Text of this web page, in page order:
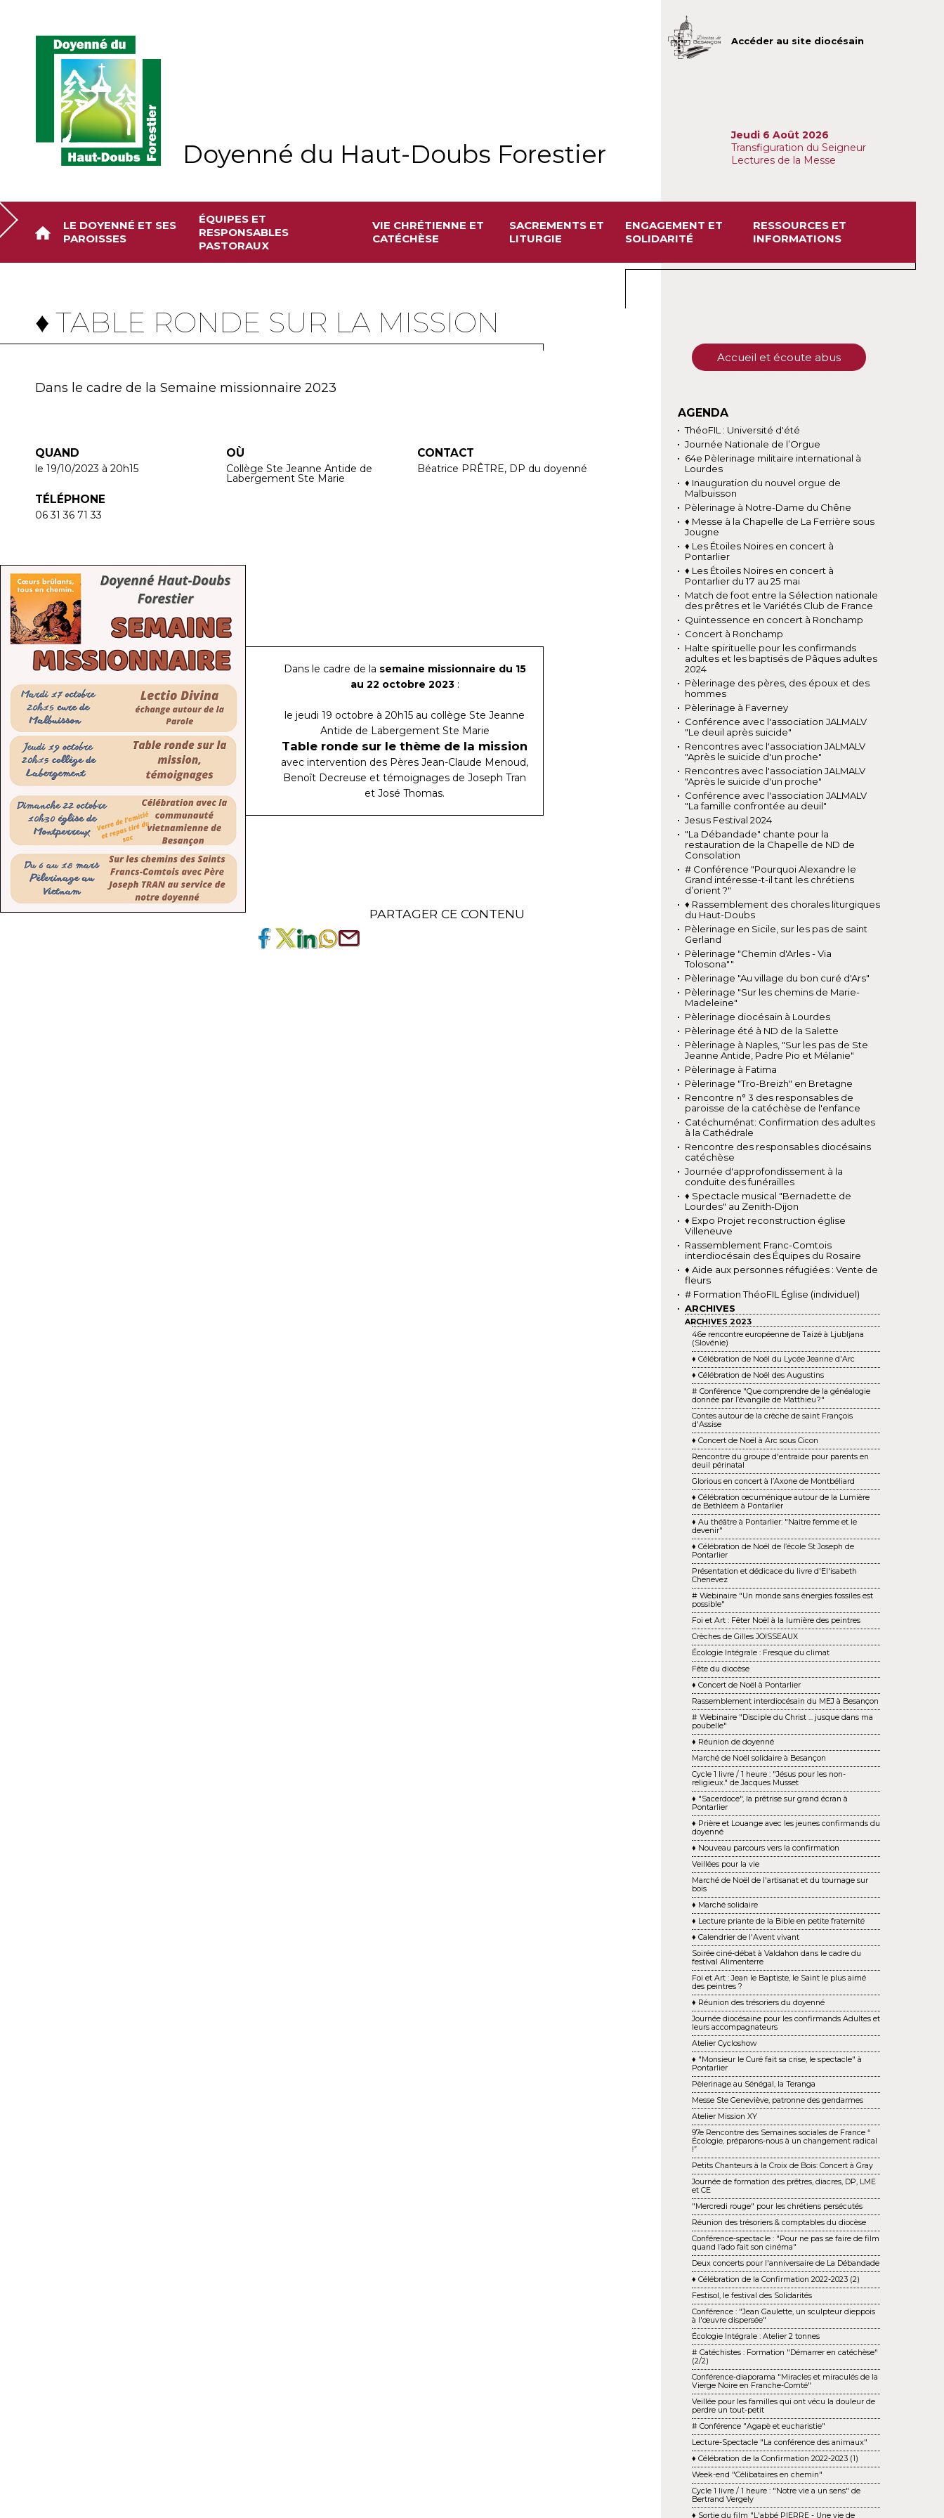
Accéder au site diocésain
Doyenné du Haut-Doubs Forestier
Jeudi 6 Août 2026
Transfiguration du Seigneur
Lectures de la Messe
LE DOYENNÉ ET SES
PAROISSES
ÉQUIPES ET
RESPONSABLES
PASTORAUX
VIE CHRÉTIENNE ET
CATÉCHÈSE
SACREMENTS ET
LITURGIE
ENGAGEMENT ET
SOLIDARITÉ
RESSOURCES ET
INFORMATIONS
♦ TABLE RONDE SUR LA MISSION
Dans le cadre de la Semaine missionnaire 2023
QUAND
le 19/10/2023 à 20h15
OÙ
Collège Ste Jeanne Antide de
Labergement Ste Marie
CONTACT
Béatrice PRÊTRE, DP du doyenné
TÉLÉPHONE
06 31 36 71 33
Dans le cadre de la semaine missionnaire du 15
au 22 octobre 2023:
le jeudi 19 octobre à 20h15 au collège Ste Jeanne
Antide de Labergement Ste Marie
Table ronde sur le thème de la mission
avec intervention des Pères Jean-Claude Menoud,
Benoît Decreuse et témoignages de Joseph Tran
et José Thomas.
PARTAGER CE CONTENU
Accueil et écoute abus
AGENDA
ThéoFIL : Université d'été
Journée Nationale de l’Orgue
64e Pèlerinage militaire international à
Lourdes
♦ Inauguration du nouvel orgue de
Malbuisson
Pèlerinage à Notre-Dame du Chêne
♦ Messe à la Chapelle de La Ferrière sous
Jougne
♦ Les Étoiles Noires en concert à
Pontarlier
♦ Les Étoiles Noires en concert à
Pontarlier du 17 au 25 mai
Match de foot entre la Sélection nationale
des prêtres et le Variétés Club de France
Quintessence en concert à Ronchamp
Concert à Ronchamp
Halte spirituelle pour les confirmands
adultes et les baptisés de Pâques adultes
2024
Pèlerinage des pères, des époux et des
hommes
Pèlerinage à Faverney
Conférence avec l'association JALMALV
"Le deuil après suicide"
Rencontres avec l'association JALMALV
"Après le suicide d'un proche"
Rencontres avec l'association JALMALV
"Après le suicide d'un proche"
Conférence avec l'association JALMALV
"La famille confrontée au deuil"
Jesus Festival 2024
"La Débandade" chante pour la
restauration de la Chapelle de ND de
Consolation
# Conférence "Pourquoi Alexandre le
Grand intéresse-t-il tant les chrétiens
d’orient ?"
♦ Rassemblement des chorales liturgiques
du Haut-Doubs
Pèlerinage en Sicile, sur les pas de saint
Gerland
Pèlerinage "Chemin d'Arles - Via
Tolosona""
Pèlerinage "Au village du bon curé d'Ars"
Pèlerinage "Sur les chemins de Marie-
Madeleine"
Pèlerinage diocésain à Lourdes
Pèlerinage été à ND de la Salette
Pèlerinage à Naples, "Sur les pas de Ste
Jeanne Antide, Padre Pio et Mélanie"
Pèlerinage à Fatima
Pèlerinage "Tro-Breizh" en Bretagne
Rencontre n° 3 des responsables de
paroisse de la catéchèse de l'enfance
Catéchuménat: Confirmation des adultes
à la Cathédrale
Rencontre des responsables diocésains
catéchèse
Journée d'approfondissement à la
conduite des funérailles
♦ Spectacle musical "Bernadette de
Lourdes" au Zenith-Dijon
♦ Expo Projet reconstruction église
Villeneuve
Rassemblement Franc-Comtois
interdiocésain des Équipes du Rosaire
♦ Aide aux personnes réfugiées : Vente de
fleurs
# Formation ThéoFIL Église (individuel)
ARCHIVES
ARCHIVES 2023
46e rencontre européenne de Taizé à Ljubljana
(Slovénie)
♦ Célébration de Noël du Lycée Jeanne d'Arc
♦ Célébration de Noël des Augustins
# Conférence "Que comprendre de la généalogie
donnée par l’évangile de Matthieu ?"
Contes autour de la crèche de saint François
d'Assise
♦ Concert de Noël à Arc sous Cicon
Rencontre du groupe d'entraide pour parents en
deuil périnatal
Glorious en concert à l’Axone de Montbéliard
♦ Célébration œcuménique autour de la Lumière
de Bethléem à Pontarlier
♦ Au théâtre à Pontarlier: "Naitre femme et le
devenir"
♦ Célébration de Noël de l’école St Joseph de
Pontarlier
Présentation et dédicace du livre d'El'isabeth
Chenevez
# Webinaire "Un monde sans énergies fossiles est
possible"
Foi et Art : Fêter Noël à la lumière des peintres
Crèches de Gilles JOISSEAUX
Écologie Intégrale : Fresque du climat
Fête du diocèse
♦ Concert de Noël à Pontarlier
Rassemblement interdiocésain du MEJ à Besançon
# Webinaire "Disciple du Christ ... jusque dans ma
poubelle"
♦ Réunion de doyenné
Marché de Noël solidaire à Besançon
Cycle 1 livre / 1 heure : "Jésus pour les non-
religieux." de Jacques Musset
♦ "Sacerdoce", la prêtrise sur grand écran à
Pontarlier
♦ Prière et Louange avec les jeunes confirmands du
doyenné
♦ Nouveau parcours vers la confirmation
Veillées pour la vie
Marché de Noël de l'artisanat et du tournage sur
bois
♦ Marché solidaire
♦ Lecture priante de la Bible en petite fraternité
♦ Calendrier de l'Avent vivant
Soirée ciné-débat à Valdahon dans le cadre du
festival Alimenterre
Foi et Art : Jean le Baptiste, le Saint le plus aimé
des peintres ?
♦ Réunion des trésoriers du doyenné
Journée diocésaine pour les confirmands Adultes et
leurs accompagnateurs
Atelier Cycloshow
♦ "Monsieur le Curé fait sa crise, le spectacle" à
Pontarlier
Pèlerinage au Sénégal, la Teranga
Messe Ste Geneviève, patronne des gendarmes
Atelier Mission XY
97e Rencontre des Semaines sociales de France “
Écologie, préparons-nous à un changement ra dical
!”
Petits Chanteurs à la Croix de Bois: Concert à Gray
Journée de formation des prêtres, diacres, DP, LME
et CE
"Mercredi rouge" pour les chrétiens persécutés
Réunion des trésoriers & comptables du diocèse
Conférence-spectacle : "Pour ne pas se faire de film
quand l’ado fait son cinéma"
Deux concerts pour l'anniversaire de La Débandade
♦ Célébration de la Confirmation 2022-2023 (2)
Festisol, le festival des Solidarités
Conférence : "Jean Gaulette, un sculpteur dieppois
à l'œuvre dispersée"
Écologie Intégrale : Atelier 2 tonnes
# Catéchistes : Formation "Démarrer en catéchèse"
(2/2)
Conférence-diaporama "Miracles et miraculés de la
Vierge Noire en Franche-Comté"
Veillée pour les familles qui ont vécu la douleur de
perdre un tout-petit
# Conférence "Agapè et eucharistie"
Lecture-Spectacle "La conférence des animaux"
♦ Célébration de la Confirmation 2022-2023 (1)
Week-end "Célibataires en chemin"
Cycle 1 livre / 1 heure : "Notre vie a un sens" de
Bertrand Vergely
♦ Sortie du film "L'abbé PIERRE - Une vie de